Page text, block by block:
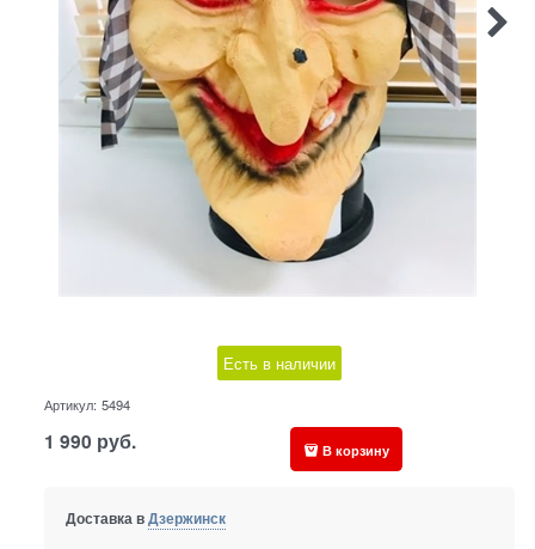
Есть в наличии
Артикул: 5494
1 990 руб. В корзину
Доставка вДзержинск